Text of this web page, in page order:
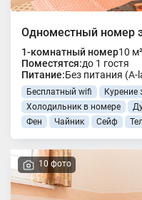
Одноместный номер
1-комнатный номер10 м²
Поместятся:до 1 гостя
Питание:Без питания (A-
Бесплатный wifi Курение
Холодильник в номере
Фен
Чайник Сейф
10 фото